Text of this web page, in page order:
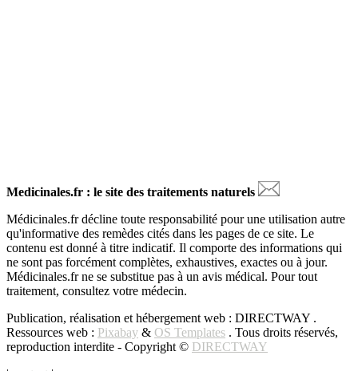
Medicinales.fr : le site des traitements naturels
Médicinales.fr décline toute responsabilité pour une utilisation autre
qu'informative des remèdes cités dans les pages de ce site. Le
contenu est donné à titre indicatif. Il comporte des informations qui
ne sont pas forcément complètes, exhaustives, exactes ou à jour.
Médicinales.fr ne se substitue pas à un avis médical. Pour tout
traitement, consultez votre médecin.
Publication, réalisation et hébergement web : DIRECTWAY .
Ressources web : Pixabay & OS Templates . Tous droits réservés,
reproduction interdite - Copyright © DIRECTWAY